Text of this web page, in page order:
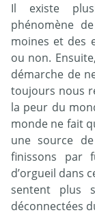
Il existe
phénomène
moines et des
ou non.
démarche de
toujours nous
la peur du
monde ne fait
une source
finissons par
d’orgueil dans
sentent plus
déconnectées